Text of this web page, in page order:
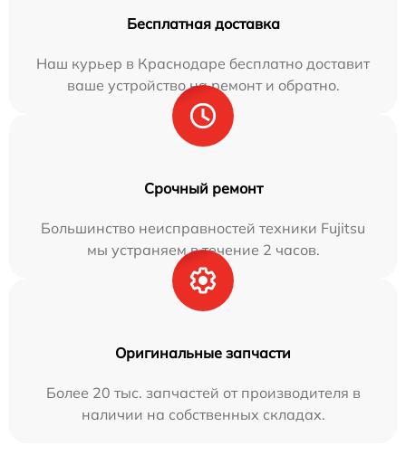
Бесплатная доставка
Наш курьер в Краснодаре бесплатно доставит
ваше устройство на ремонт и обратно.
Срочный ремонт
Большинство неисправностей техники Fujitsu
мы устраняем в течение 2 часов.
Оригинальные запчасти
Более 20 тыс. запчастей от производителя в
наличии на собственных складах.